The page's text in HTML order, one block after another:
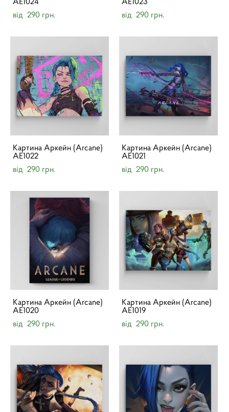
від 290 грн.
від 290 грн.
Картина Аркейн (Arcane)
AE1022
від 290 грн.
Картина Аркейн (Arcane)
AE1021
від 290 грн.
Картина Аркейн (Arcane)
AE1020
від 290 грн.
Картина Аркейн (Arcane)
AE1019
від 290 грн.